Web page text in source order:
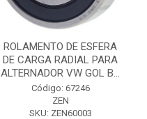
ROLAMENTO DE ESFERA
DE CARGA RADIAL PARA
ALTERNADOR VW GOL B...
Código: 67246
ZEN
SKU: ZEN60003